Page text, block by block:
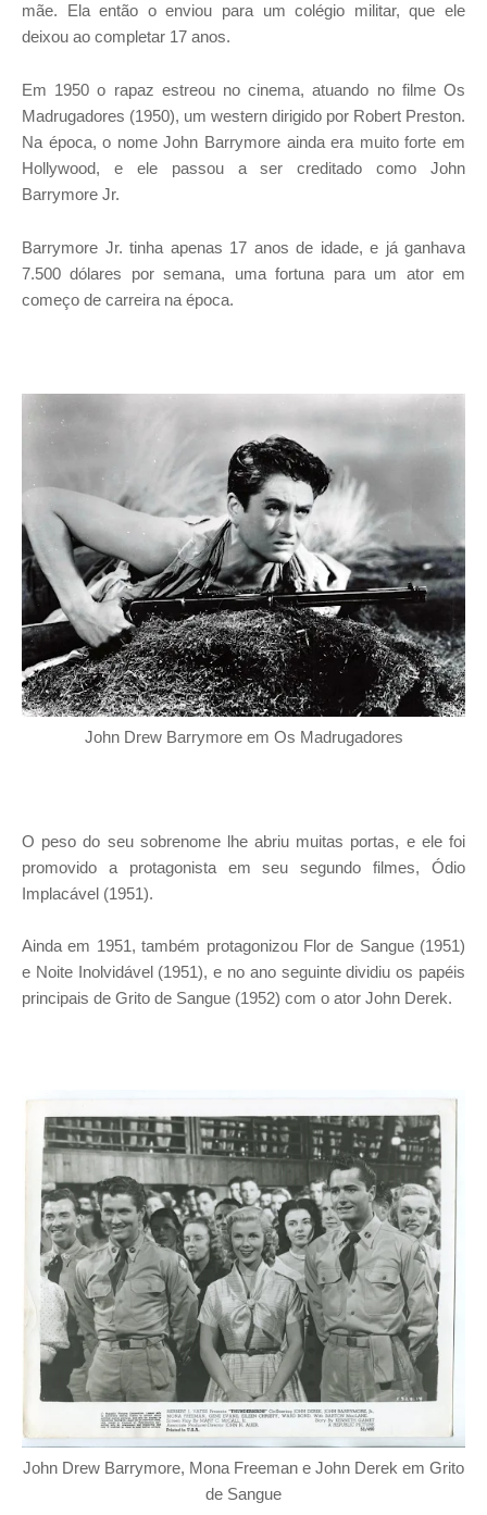
mãe. Ela então o enviou para um colégio militar, que ele
deixou ao completar 17 anos.
Em 1950 o rapaz estreou no cinema, atuando no filme Os
Madrugadores (1950), um western dirigido por Robert Preston.
Na época, o nome John Barrymore ainda era muito forte em
Hollywood, e ele passou a ser creditado como John
Barrymore Jr.
Barrymore Jr. tinha apenas 17 anos de idade, e já ganhava
7.500 dólares por semana, uma fortuna para um ator em
começo de carreira na época.
John Drew Barrymore em Os Madrugadores
O peso do seu sobrenome lhe abriu muitas portas, e ele foi
promovido a protagonista em seu segundo filmes, Ódio
Implacável (1951).
Ainda em 1951, também protagonizou Flor de Sangue (1951)
e Noite Inolvidável (1951), e no ano seguinte dividiu os papéis
principais de Grito de Sangue (1952) com o ator John Derek.
John Drew Barrymore, Mona Freeman e John Derek em Grito
de Sangue